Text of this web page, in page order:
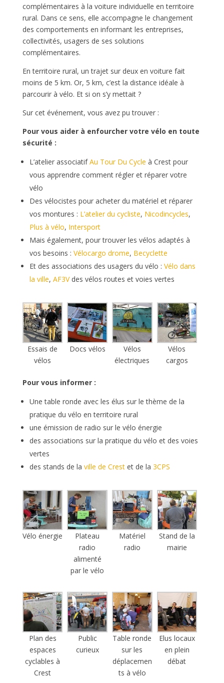
complémentaires à la voiture individuelle en territoire
rural. Dans ce sens, elle accompagne le changement
des comportements en informant les entreprises,
collectivités, usagers de ses solutions
complémentaires.
En territoire rural, un trajet sur deux en voiture fait
moins de 5 km. Or, 5 km, c’est la distance idéale à
parcourir à vélo. Et si on s’y mettait ?
Sur cet événement, vous avez pu trouver :
Pour vous aider à enfourcher votre vélo en toute
sécurité :
L’atelier associatifAu Tour Du Cycle à Crest pour
vous apprendre comment régler et réparer votre
vélo
Des vélocistes pour acheter du matériel et réparer
vos montures : L’atelier du cycliste, Nicodincycles,
Plus à vélo, Intersport
Mais également, pour trouver les vélos adaptés à
vos besoins : Vélocargo drome, Becyclette
Et des associations des usagers du vélo : Vélo dans
la ville, AF3Vdes vélos routes et voies vertes
Essais de
vélos
Docs vélos
Vélos
électriques
Vélos
cargos
Pour vous informer :
Une table ronde avec les élus sur le thème de la
pratique du vélo en territoire rural
une émission de radio sur le vélo énergie
des associations sur la pratique du vélo et des voies
vertes
des stands de la ville de Crestet de la 3CPS
Vélo énergie
Plateau
radio
alimenté
par le vélo
Matériel
radio
Stand de la
mairie
Plan des
espaces
cyclables à
Crest
Public
curieux
Table ronde
sur les
déplacemen
ts à vélo
Elus locaux
en plein
débat